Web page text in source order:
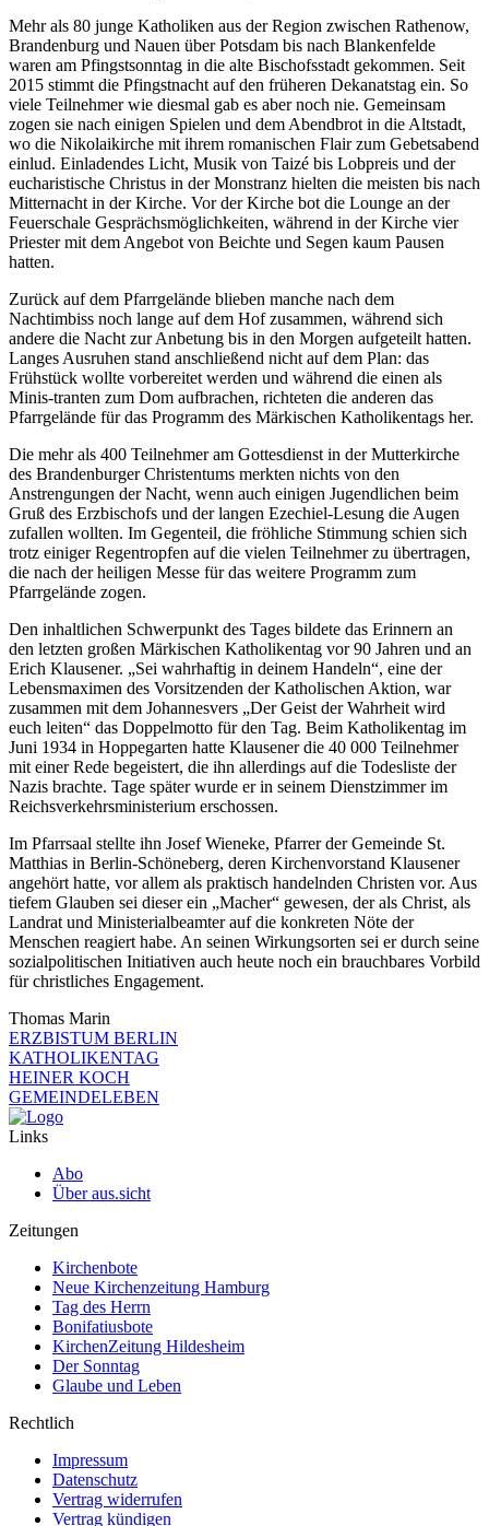
Mehr als 80 junge Katholiken aus der Region zwischen Rathenow,
Brandenburg und Nauen über Potsdam bis nach Blankenfelde
waren am Pfingstsonntag in die alte Bischofsstadt gekommen. Seit
2015 stimmt die Pfingstnacht auf den früheren Dekanatstag ein. So
viele Teilnehmer wie diesmal gab es aber noch nie. Gemeinsam
zogen sie nach einigen Spielen und dem Abendbrot in die Altstadt,
wo die Nikolaikirche mit ihrem romanischen Flair zum Gebetsabend
einlud. Einladendes Licht, Musik von Taizé bis Lobpreis und der
eucharistische Christus in der Monstranz hielten die meisten bis nach
Mitternacht in der Kirche. Vor der Kirche bot die Lounge an der
Feuerschale Gesprächsmöglichkeiten, während in der Kirche vier
Priester mit dem Angebot von Beichte und Segen kaum Pausen
hatten.
Zurück auf dem Pfarrgelände blieben manche nach dem
Nachtimbiss noch lange auf dem Hof zusammen, während sich
andere die Nacht zur Anbetung bis in den Morgen aufgeteilt hatten.
Langes Ausruhen stand anschließend nicht auf dem Plan: das
Frühstück wollte vorbereitet werden und während die einen als
Minis-tranten zum Dom aufbrachen, richteten die anderen das
Pfarrgelände für das Programm des Märkischen Katholikentags her.
Die mehr als 400 Teilnehmer am Gottesdienst in der Mutterkirche
des Brandenburger Christentums merkten nichts von den
Anstrengungen der Nacht, wenn auch einigen Jugendlichen beim
Gruß des Erzbischofs und der langen Ezechiel-Lesung die Augen
zufallen wollten. Im Gegenteil, die fröhliche Stimmung schien sich
trotz einiger Regentropfen auf die vielen Teilnehmer zu übertragen,
die nach der heiligen Messe für das weitere Programm zum
Pfarrgelände zogen.
Den inhaltlichen Schwerpunkt des Tages bildete das Erinnern an
den letzten großen Märkischen Katholikentag vor 90 Jahren und an
Erich Klausener. „Sei wahrhaftig in deinem Handeln“, eine der
Lebensmaximen des Vorsitzenden der Katholischen Aktion, war
zusammen mit dem Johannesvers „Der Geist der Wahrheit wird
euch leiten“ das Doppelmotto für den Tag. Beim Katholikentag im
Juni 1934 in Hoppegarten hatte Klausener die 40 000 Teilnehmer
mit einer Rede begeistert, die ihn allerdings auf die Todesliste der
Nazis brachte. Tage später wurde er in seinem Dienstzimmer im
Reichsverkehrsministerium erschossen.
Im Pfarrsaal stellte ihn Josef Wieneke, Pfarrer der Gemeinde St.
Matthias in Berlin-Schöneberg, deren Kirchenvorstand Klausener
angehört hatte, vor allem als praktisch handelnden Christen vor. Aus
tiefem Glauben sei dieser ein „Macher“ gewesen, der als Christ, als
Landrat und Ministerialbeamter auf die konkreten Nöte der
Menschen reagiert habe. An seinen Wirkungsorten sei er durch seine
sozialpolitischen Initiativen auch heute noch ein brauchbares Vorbild
für christliches Engagement.
Thomas Marin
ERZBISTUM BERLIN
KATHOLIKENTAG
HEINER KOCH
GEMEINDELEBEN
Links
Abo
Über aus.sicht
Zeitungen
Kirchenbote
Neue Kirchenzeitung Hamburg
Tag des Herrn
Bonifatiusbote
KirchenZeitung Hildesheim
Der Sonntag
Glaube und Leben
Rechtlich
Impressum
Datenschutz
Vertrag widerrufen
Vertrag kündigen